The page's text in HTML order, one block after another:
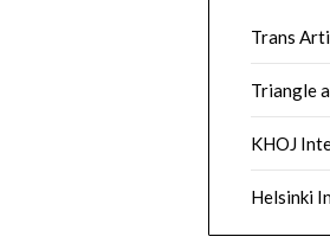
Trans
Triangle
KHOJ
Helsinki